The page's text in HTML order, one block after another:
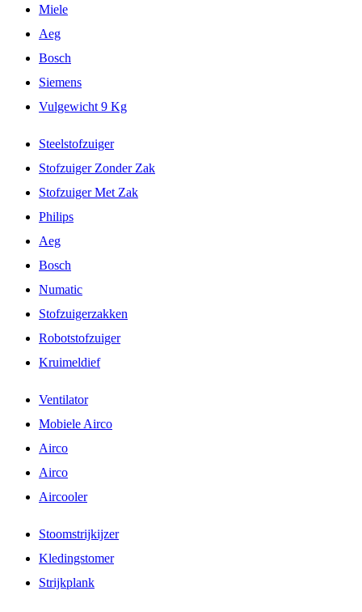
Miele
Aeg
Bosch
Siemens
Vulgewicht 9 Kg
Steelstofzuiger
Stofzuiger Zonder Zak
Stofzuiger Met Zak
Philips
Aeg
Bosch
Numatic
Stofzuigerzakken
Robotstofzuiger
Kruimeldief
Ventilator
Mobiele Airco
Airco
Airco
Aircooler
Stoomstrijkijzer
Kledingstomer
Strijkplank